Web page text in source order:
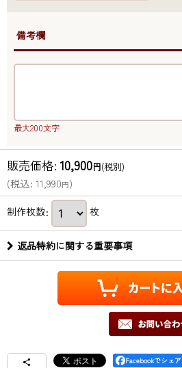
●備考欄
最大200文字
販売価格: 10,900円(税別)
(税込: 11,990円)
制作枚数: 枚
返品特約に関する重要事項
Facebookでシェア